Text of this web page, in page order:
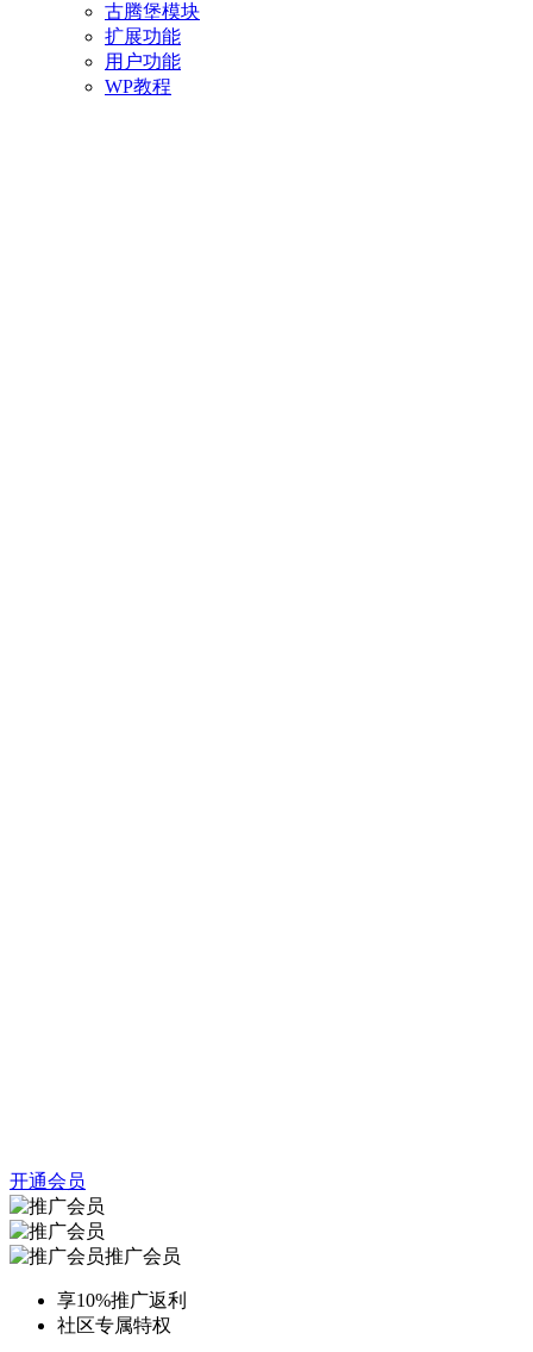
古腾堡模块
扩展功能
用户功能
WP教程
开通会员
推广会员
享10%推广返利
社区专属特权